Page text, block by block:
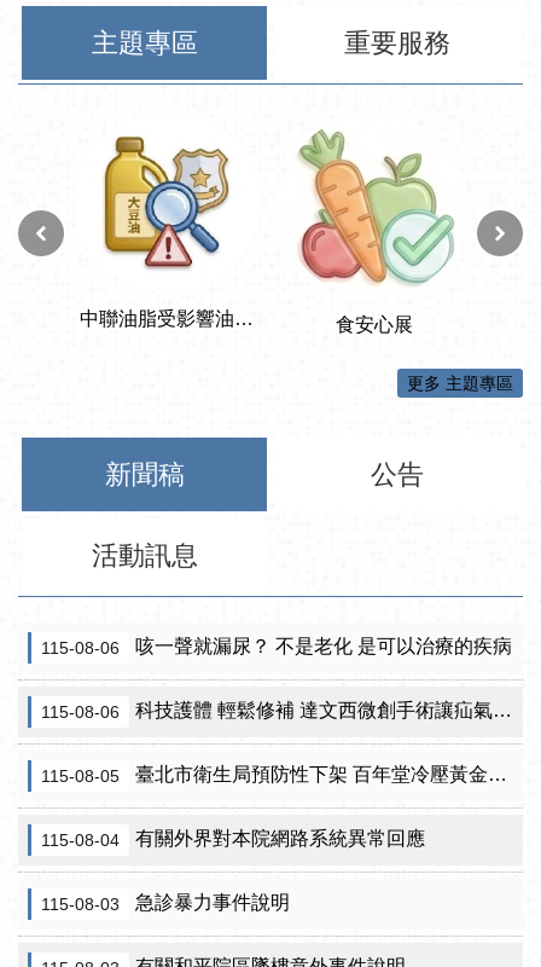
主題專區 重要服務
更多 主題專區
新聞稿 公告
活動訊息
115-08-06 咳一聲就漏尿？ 不是老化 是可以治療的疾病
115-08-06 科技護體 輕鬆修補 達文西微創手術讓疝氣治療更精準
115-08-05 臺北市衛生局預防性下架 百年堂冷壓黃金苦茶油產品
115-08-04 有關外界對本院網路系統異常回應
115-08-03 急診暴力事件說明